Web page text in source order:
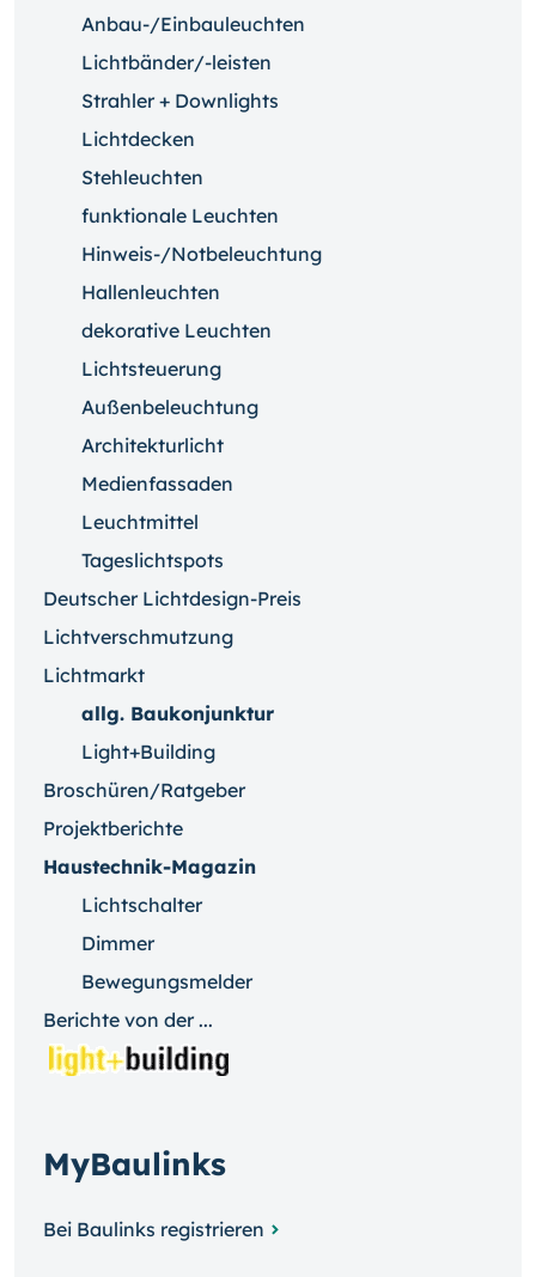
Anbau-/Einbauleuchten
Lichtbänder/-leisten
Strahler + Downlights
Lichtdecken
Stehleuchten
funktionale Leuchten
Hinweis-/Notbeleuchtung
Hallenleuchten
dekorative Leuchten
Lichtsteuerung
Außenbeleuchtung
Architekturlicht
Medienfassaden
Leuchtmittel
Tageslichtspots
Deutscher Lichtdesign-Preis
Lichtverschmutzung
Lichtmarkt
allg. Baukonjunktur
Light+Building
Broschüren/Ratgeber
Projektberichte
Haustechnik-Magazin
Lichtschalter
Dimmer
Bewegungsmelder
Berichte von der ...
MyBaulinks
Bei Baulinks registrieren